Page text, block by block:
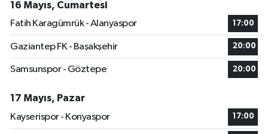
16 Mayıs, Cumartesi
Fatih Karagümrük - Alanyaspor
17:00
Gaziantep FK - Başakşehir 20:00
Samsunspor - Göztepe 20:00
17 Mayıs, Pazar
Kayserispor - Konyaspor
17:00